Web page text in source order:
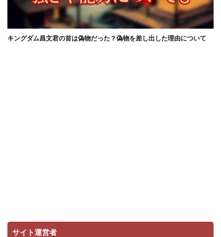
キングダム昌文君の首は偽物だった？偽物を差し出した理由について
サイト運営者